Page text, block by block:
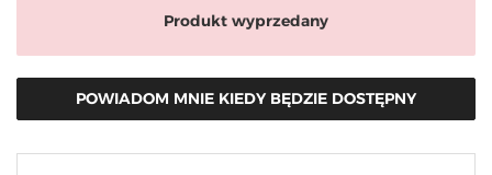
Produkt wyprzedany
POWIADOM MNIE KIEDY BĘDZIE DOSTĘPNY